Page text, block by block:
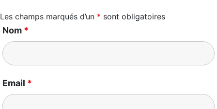
Les champs marqués d’un * sont obligatoires
Nom *
Email *